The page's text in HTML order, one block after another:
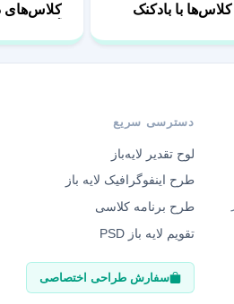
کلاس‌ها با بادکنک
کلاس‌های
دسترسی سریع
لوح تقدیر لایه‌باز
طرح اینفوگرافیک لایه باز
طرح برنامه کلاسی
تقویم لایه باز PSD
سفارش طراحی اختصاصی